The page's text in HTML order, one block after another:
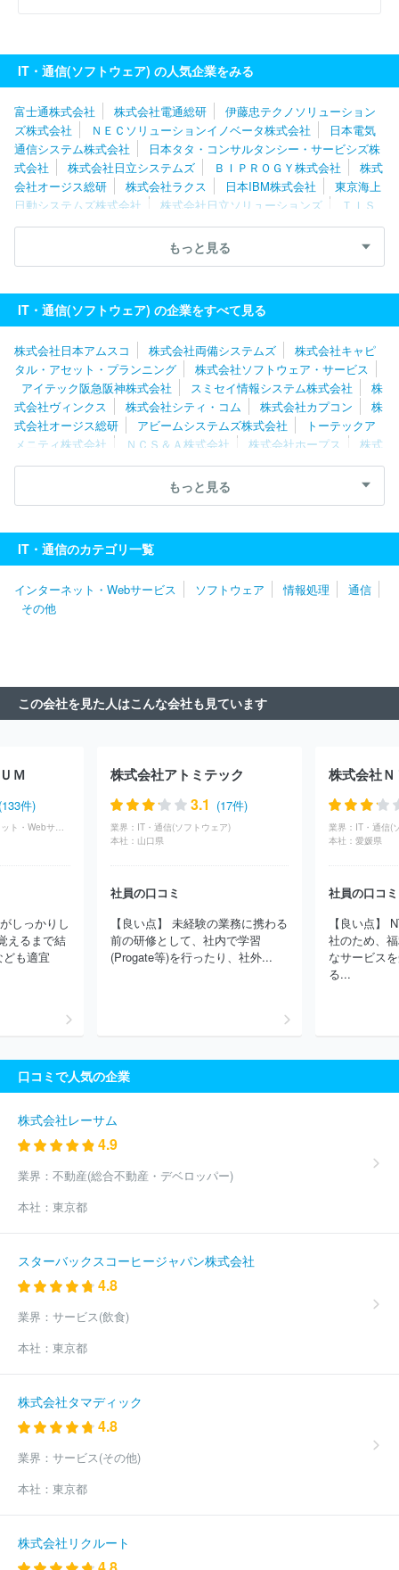
IT・通信(ソフトウェア) の人気企業をみる
富士通株式会社 株式会社電通総研
伊藤忠テクノソリューション
ズ株式会社
ＮＥＣソリューションイノベータ株式会社
日本電気
通信システム株式会社
日本タタ・コンサルタンシー・サービシズ株
式会社
株式会社日立システムズ ＢＩＰＲＯＧＹ株式会社
株式
会社オージス総研
株式会社ラクス 日本IBM株式会社
東京海上
日動システムズ株式会社
株式会社日立ソリューションズ
ＴＩＳ
株式会社
ＳＣＳＫ株式会社 ネットワンシステムズ株式会社
キ
ヤノンＩＴソリューションズ株式会社
株式会社
株式会社ＪＳＯＬ 株式会社カプコン
株式会社テクノ
スジャパン
エフサステクノロジーズ株式会社
もっと見る
IT・通信(ソフトウェア) の企業をすべて見る
株式会社日本アムスコ 株式会社両備システムズ
株式会社キャピ
タル・アセット・プランニング
株式会社ソフトウェア・サービス
アイテック阪急阪神株式会社
スミセイ情報システム株式会社
株
式会社ヴィンクス
株式会社シティ・コム 株式会社カプコン
株
式会社オージス総研
アビームシステムズ株式会社
トーテックア
メニティ株式会社
ＮＣＳ＆Ａ株式会社 株式会社ホープス
株式
会社日立産業制御ソリューションズ
株式会社エスピック
株式会
株式会社大塚商会
エフサステクノロジーズ株式会社
鉄日立システムソリューションズ株式会社
株式会社日立ソリューシ
ョンズ
ＮＥＣフィールディング株式会社
ジネスプロセスデザイン株式会社
伊藤忠テクノソリューションズ株
式会社
社フォーカスシステムズ
株式会社マーブル
株式会社ＪＳＯＬ
株式会社ＢＲＥＸＡ Ｔｅｃｈｎｏｌｏｇｙ
株式会社エル・ティー・エス
アイエックス・ナレッジ株式会社
ス株式会社
日本タタ・コンサルタンシー・サービシズ株式会社
日本IBM株式会社
株式会社構造計画研究所
株式会社ＣＩＪ
株式会社コア
日本電気通信システム株式会社
ニッセイ情報テクノロジー株式会社
株式会社ニッセイコム
ＰＲＯＧＹ株式会社
ＪＡＬデジタル株式会社
みずほリサーチ＆
す二十一
三菱電機ソフトウエア株式会社
ＮＴＴインテグレーシ
ョン株式会社
ＳＣＳＫ株式会社 株式会社クレスコ
ＮＳＷ株式
会社
兼松エレクトロニクス株式会社
ＳＣＳＫ Ｍｉｎｏｒｉソ
社システナ
パナソニックコネクト株式会社
式会社日立システムズ
第一ライフテクノクロス株式会社
株式会
社ピーエスシー
ＮＥＣソリューションイノベータ株式会社
クリエイト
ＴＩＳ株式会社
日本総合研究所
株式会社テクノスジャパン
サーチ
株式会社アイネス
(10610件)
もっと見る
IT・通信のカテゴリ一覧
インターネット・Webサービス ソフトウェア 情報処理
通信
その他
この会社を見た人はこんな会社も見ています
Ｍ
件)
しっかりし
えるまで結
も適宜
株式会社アトミテック
3.1 (17件)
業界： IT・通信(ソフトウェア)
本社： 山口県
社員の口コミ
【良い点】 未経験の業務に携わる
前の研修として、社内で学習
(Progate等)を行ったり、社外...
株式会社
業界： IT・通信(
本社： 愛媛県
社員の口コミ
【良い点】
社のため、
なサービス
る...
口コミで人気の企業
株式会社レーサム
4.9
業界： 不動産(総合不動産・デベロッパー)
本社： 東京都
スターバックスコーヒージャパン株式会社
4.8
業界： サービス(飲食)
本社： 東京都
株式会社タマディック
4.8
業界： サービス(その他)
本社： 東京都
株式会社リクルート